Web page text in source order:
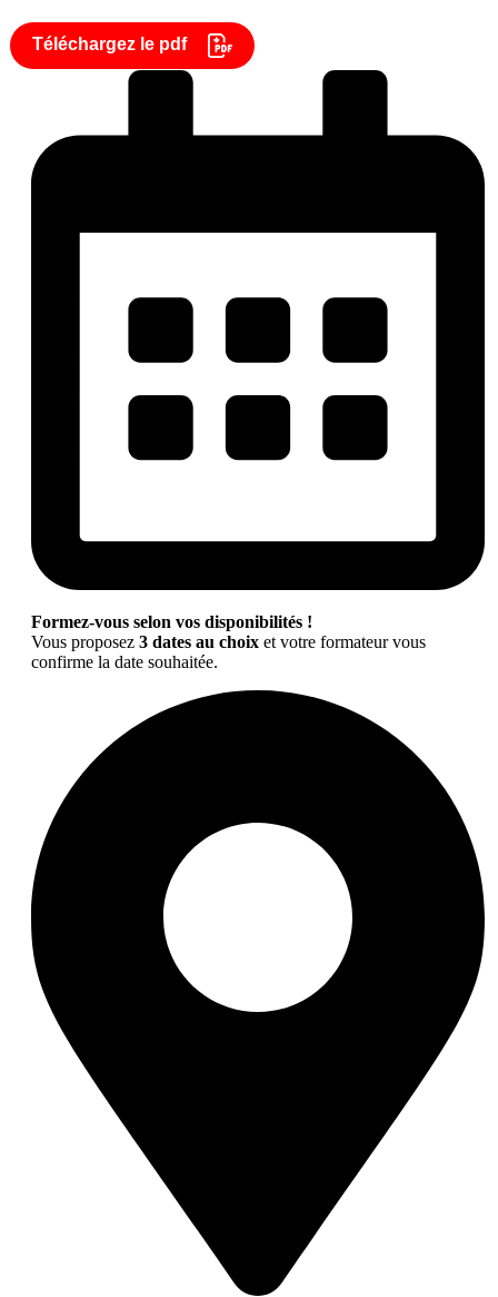
Téléchargez le pdf
Formez-vous selon vos disponibilités !
Vous proposez 3 dates au choix et votre formateur vous
confirme la date souhaitée.